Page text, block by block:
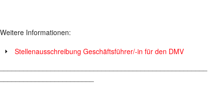
Weitere Informationen:
Stellenausschreibung Geschäftsführer/-in für den DMV